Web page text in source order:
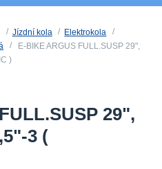
Jízdní kola
Elektrokola
E-BIKE ARGUS FULL.SUSP 29",
)
29",
3 (